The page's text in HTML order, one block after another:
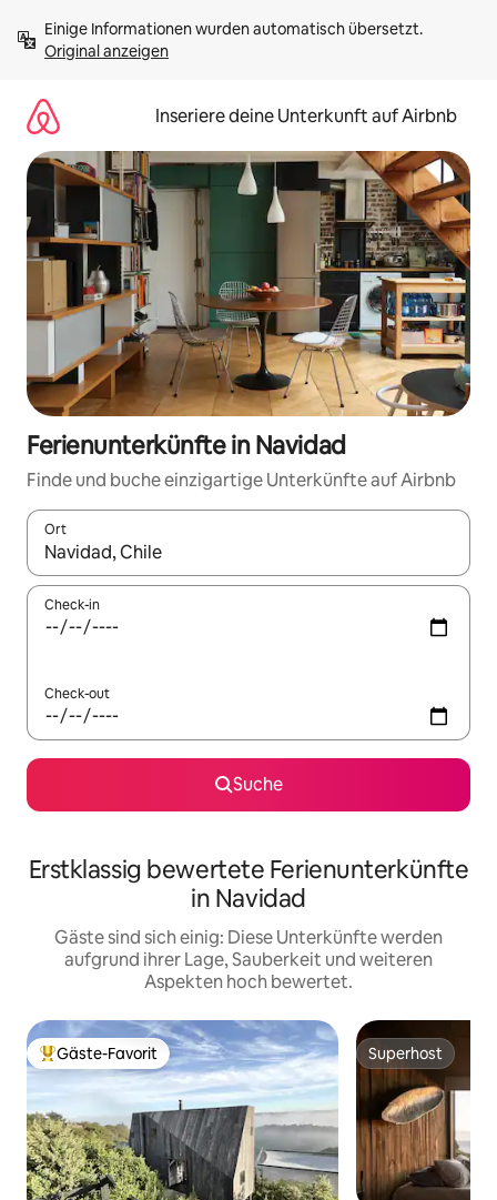
Inhalten
springenOriginal anzeigen
Inseriere deine Unterkunft auf Airbnb
Ferienunterkünfte in Navidad
Finde und buche einzigartige Unterkünfte auf Airbnb
Ort
Wenn Ergebnisse verfügbar sind, navigiere mit den
Check-in
Check-out
Suche
Erstklassig bewertete Ferienunterkünfte
in Navidad
Gäste sind sich einig: Diese Unterkünfte werden
aufgrund ihrer Lage, Sauberkeit und weiteren
Aspekten hoch bewertet.
Beliebter Gäste-Favorit.
Gäste-Favorit Superhost
Superhost